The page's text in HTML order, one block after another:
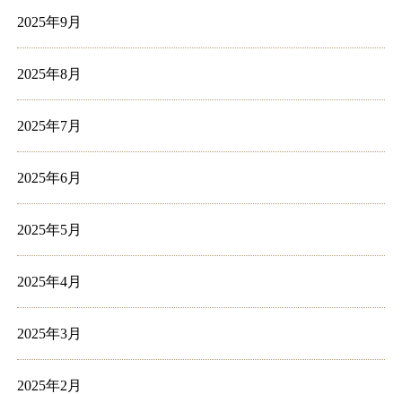
2025年9月
2025年8月
2025年7月
2025年6月
2025年5月
2025年4月
2025年3月
2025年2月